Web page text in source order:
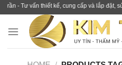
Skip
content
- Tư vấn thiết kế, cung cấp và lắp đặt, sửa